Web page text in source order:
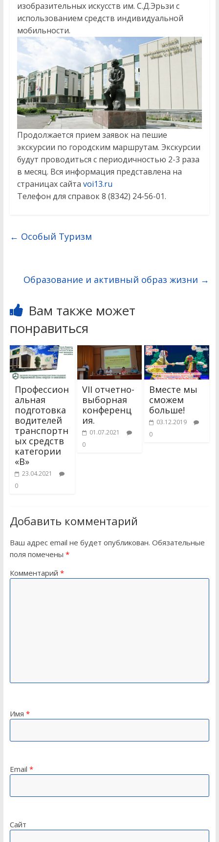
изобразительных искусств им. С.Д.Эрьзи с
использованием средств индивидуальной
мобильности.
Продолжается прием заявок на пешие
экскурсии по городским маршрутам. Экскурсии
будут проводиться с периодичностью 2-3 раза
в месяц. Вся информация представлена на
страницах сайта voi13.ru
Телефон для справок 8 (8342) 24-56-01.
← Особый Туризм
Образование и активный образ жизни →
Вам также может
понравиться
Профессион
альная
подготовка
водителей
транспортн
ых средств
категории
«В»
23.04.2021
0
VII отчетно-
выборная
конференц
ия.
01.07.2021
0
Вместе мы
сможем
больше!
03.12.2019
0
Добавить комментарий
Ваш адрес email не будет опубликован. Обязательные
поля помечены *
Комментарий *
Имя *
Email *
Сайт